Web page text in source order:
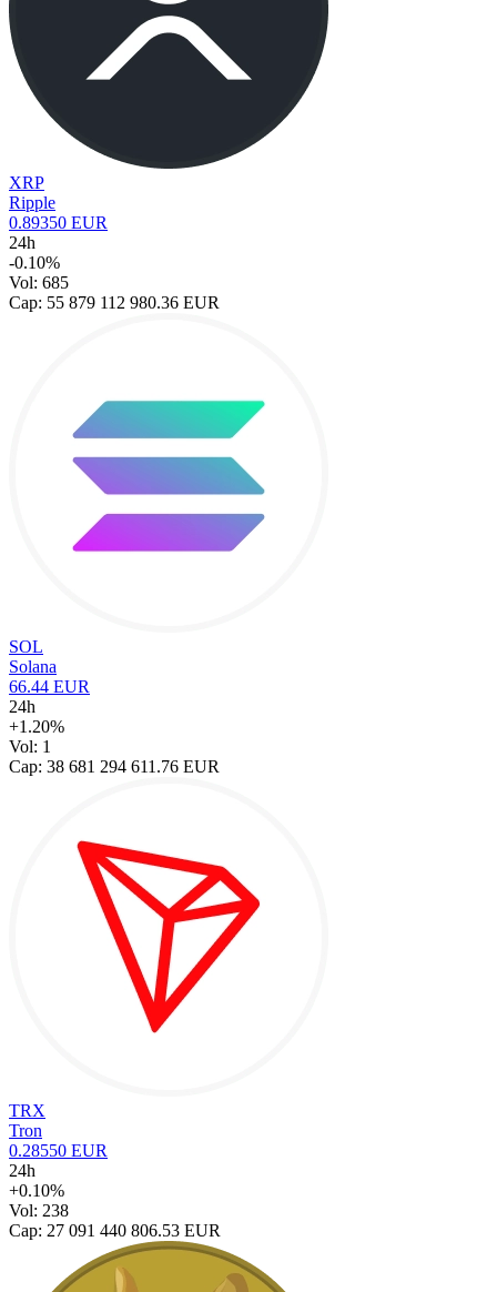
XRP
Ripple
0.89350 EUR
24h
-0.10%
Vol: 685
Cap: 55 879 112 980.36 EUR
SOL
Solana
66.44 EUR
24h
+1.20%
Vol: 1
Cap: 38 681 294 611.76 EUR
TRX
Tron
0.28550 EUR
24h
+0.10%
Vol: 238
Cap: 27 091 440 806.53 EUR